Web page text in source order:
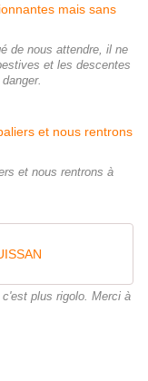
de nous attendre, il ne
et les descentes
et nous rentrons à
plus rigolo. Merci à